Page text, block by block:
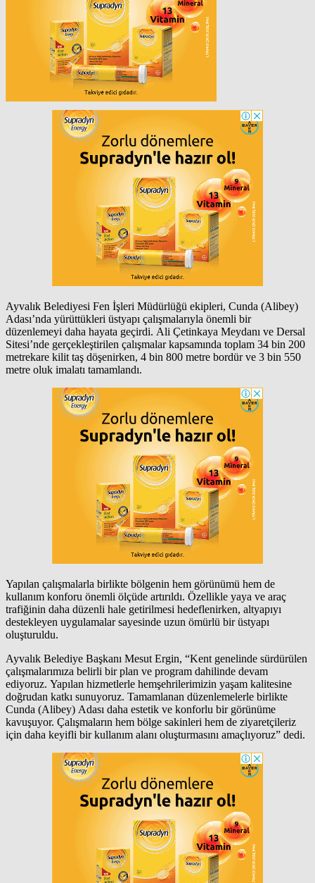
Ayvalık Belediyesi Fen İşleri Müdürlüğü ekipleri, Cunda (Alibey)
Adası’nda yürüttükleri üstyapı çalışmalarıyla önemli bir
düzenlemeyi daha hayata geçirdi. Ali Çetinkaya Meydanı ve Dersal
Sitesi’nde gerçekleştirilen çalışmalar kapsamında toplam 34 bin 200
metrekare kilit taş döşenirken, 4 bin 800 metre bordür ve 3 bin 550
metre oluk imalatı tamamlandı.
Yapılan çalışmalarla birlikte bölgenin hem görünümü hem de
kullanım konforu önemli ölçüde artırıldı. Özellikle yaya ve araç
trafiğinin daha düzenli hale getirilmesi hedeflenirken, altyapıyı
destekleyen uygulamalar sayesinde uzun ömürlü bir üstyapı
oluşturuldu.
Ayvalık Belediye Başkanı Mesut Ergin, “Kent genelinde sürdürülen
çalışmalarımıza belirli bir plan ve program dahilinde devam
ediyoruz. Yapılan hizmetlerle hemşehrilerimizin yaşam kalitesine
doğrudan katkı sunuyoruz. Tamamlanan düzenlemelerle birlikte
Cunda (Alibey) Adası daha estetik ve konforlu bir görünüme
kavuşuyor. Çalışmaların hem bölge sakinleri hem de ziyaretçileriz
için daha keyifli bir kullanım alanı oluşturmasını amaçlıyoruz” dedi.